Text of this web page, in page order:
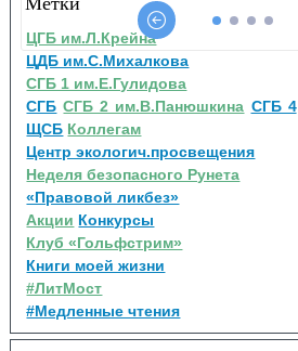
ЦГБ им.Л.Крейна
ЦДБ им.С.Михалкова
СГБ 1 им.Е.Гулидова
СГБ СГБ 2 им.В.Панюшкина СГБ 4
ЩСБ Коллегам
Центр экологич.просвещения
Неделя безопасного Рунета
«Правовой ликбез»
Акции Конкурсы
Клуб «Гольфстрим»
Книги моей жизни
#ЛитМост
#Медленные чтения